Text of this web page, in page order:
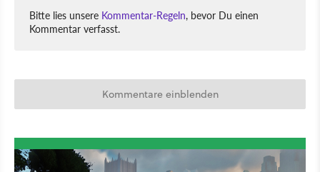
Bitte lies unsere Kommentar-Regeln, bevor Du einen
Kommentar verfasst.
Kommentare einblenden